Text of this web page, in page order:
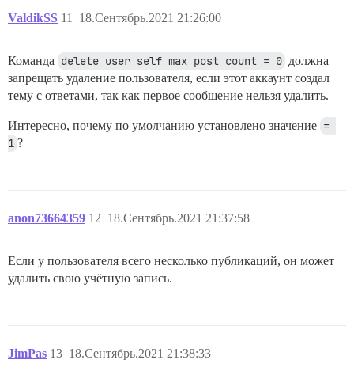
ValdikSS 18.Сентябрь.2021 21:26:00
11
Команда delete user self max post count = 0 должна
запрещать удаление пользователя, если этот аккаунт создал
тему с ответами, так как первое сообщение нельзя удалить.
Интересно, почему по умолчанию установлено значение =
1 ?
anon73664359 18.Сентябрь.2021 21:37:58
12
Если у пользователя всего несколько публикаций, он может
удалить свою учётную запись.
JimPas 18.Сентябрь.2021 21:38:33
13